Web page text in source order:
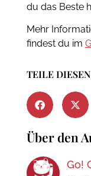
du das Beste
Mehr
findest du im
TEILE
Über den
Go!